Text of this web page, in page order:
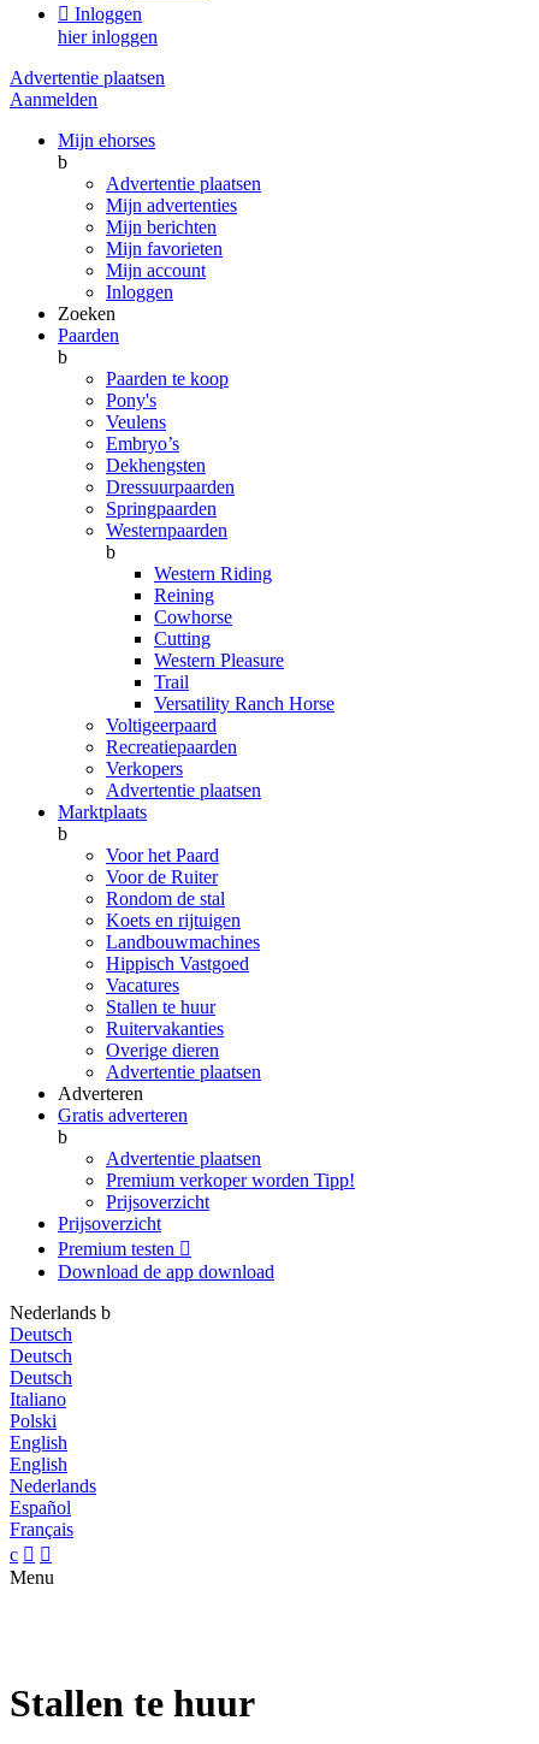
 Inloggen
hier inloggen
Advertentie plaatsen
Aanmelden
Mijn ehorses
b
Advertentie plaatsen
Mijn advertenties
Mijn berichten
Mijn favorieten
Mijn account
Inloggen
Zoeken
Paarden
b
Paarden te koop
Pony's
Veulens
Embryo’s
Dekhengsten
Dressuurpaarden
Springpaarden
Westernpaarden
b
Western Riding
Reining
Cowhorse
Cutting
Western Pleasure
Trail
Versatility Ranch Horse
Voltigeerpaard
Recreatiepaarden
Verkopers
Advertentie plaatsen
Marktplaats
b
Voor het Paard
Voor de Ruiter
Rondom de stal
Koets en rijtuigen
Landbouwmachines
Hippisch Vastgoed
Vacatures
Stallen te huur
Ruitervakanties
Overige dieren
Advertentie plaatsen
Adverteren
Gratis adverteren
b
Advertentie plaatsen
Premium verkoper worden Tipp!
Prijsoverzicht
Prijsoverzicht
Premium testen 
Download de app download
Nederlands b
Deutsch
Deutsch
Deutsch
Italiano
Polski
English
English
Nederlands
Español
Français
c  
Menu
Stallen te huur